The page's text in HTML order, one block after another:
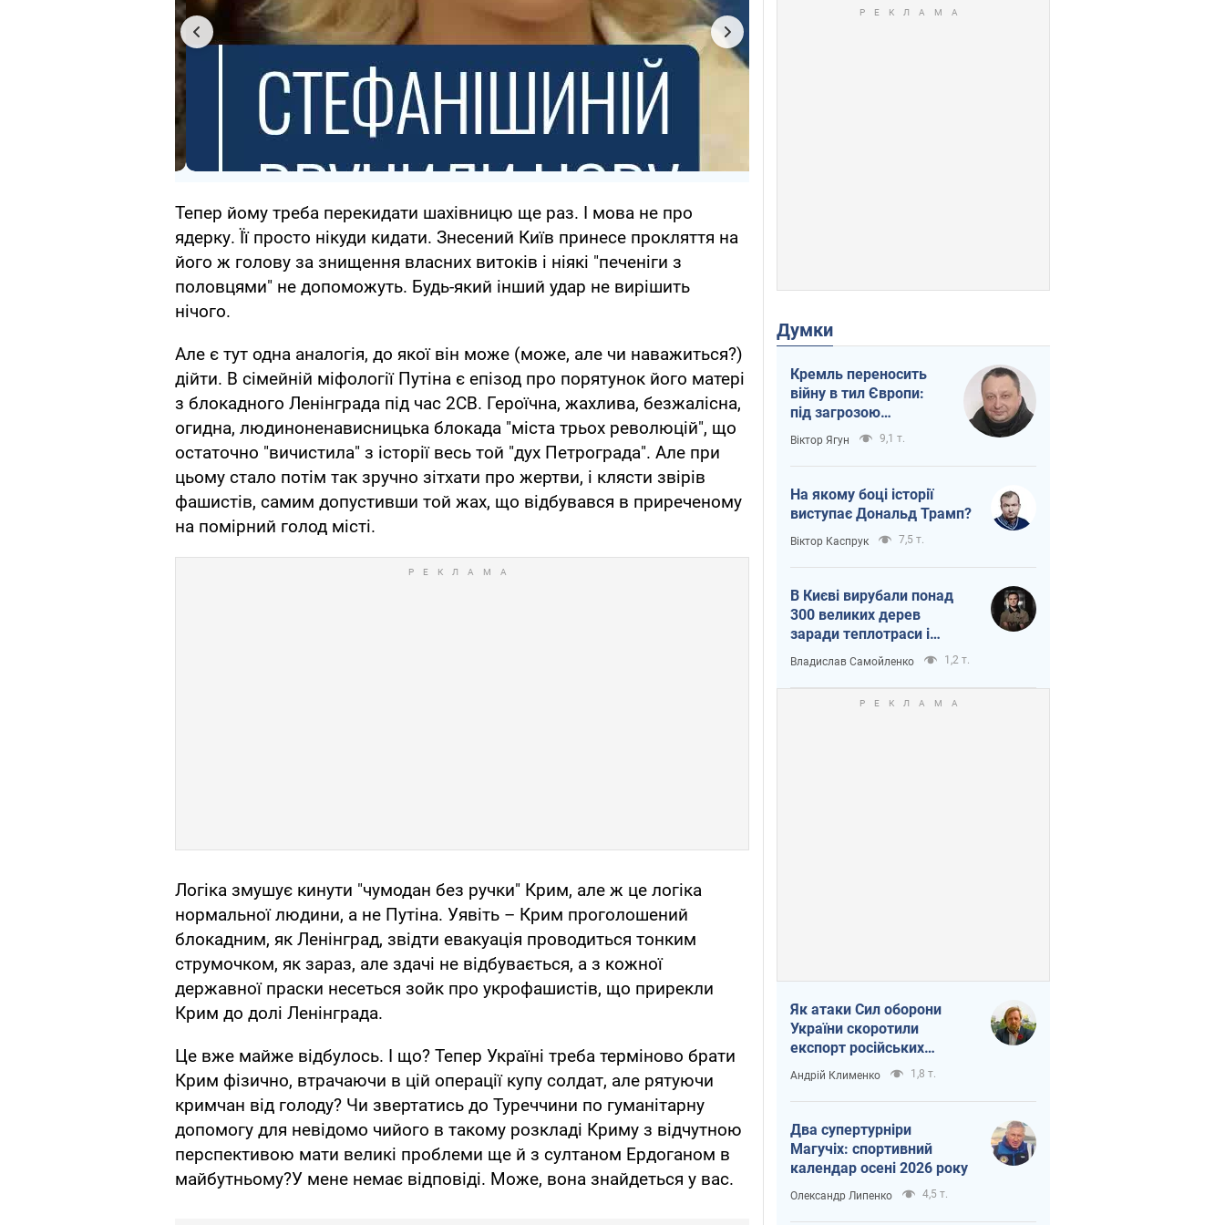
Тепер йому треба перекидати шахівницю ще раз. І мова не про
ядерку. Її просто нікуди кидати. Знесений Київ принесе прокляття на
його ж голову за знищення власних витоків і ніякі "печеніги з
половцями" не допоможуть. Будь-який інший удар не вирішить
нічого.
Але є тут одна аналогія, до якої він може (може, але чи наважиться?)
дійти. В сімейній міфології Путіна є епізод про порятунок його матері
з блокадного Ленінграда під час 2СВ. Героїчна, жахлива, безжалісна,
огидна, людиноненависницька блокада "міста трьох революцій", що
остаточно "вичистила" з історії весь той "дух Петрограда". Але при
цьому стало потім так зручно зітхати про жертви, і клясти звірів
фашистів, самим допустивши той жах, що відбувався в приреченому
на помірний голод місті.
Логіка змушує кинути "чумодан без ручки" Крим, але ж це логіка
нормальної людини, а не Путіна. Уявіть – Крим проголошений
блокадним, як Ленінград, звідти евакуація проводиться тонким
струмочком, як зараз, але здачі не відбувається, а з кожної
державної праски несеться зойк про укрофашистів, що прирекли
Крим до долі Ленінграда.
Це вже майже відбулось. І що? Тепер Україні треба терміново брати
Крим фізично, втрачаючи в цій операції купу солдат, але рятуючи
кримчан від голоду? Чи звертатись до Туреччини по гуманітарну
допомогу для невідомо чийого в такому розкладі Криму з відчутною
перспективою мати великі проблеми ще й з султаном Ердоганом в
майбутньому?У мене немає відповіді. Може, вона знайдеться у вас.
Думки
Кремль переносить
війну в тил Європи:
під загрозою
критична логістика
Віктор Ягун 9,1 т.
На якому боці історії
виступає Дональд Трамп?
Віктор Каспрук 7,5 т.
В Києві вирубали понад
300 великих дерев
заради теплотраси і
всупереч Генплану
Владислав Самойленко 1,2 т.
Як атаки Сил оборони
України скоротили
експорт російських
нафтопродуктів
Андрій Клименко 1,8 т.
Два супертурніри
Магучіх: спортивний
календар осені 2026 року
Олександр Липенко 4,5 т.